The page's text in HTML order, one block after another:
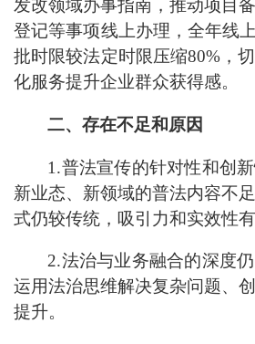
发改领域办事指南，推动项目
登记等事项线上办理，全年线
批时限较法定时限压缩80% ，
化服务提升企业群众获得感。
二、存在不足和原因
1.普法宣传的针对性和创
新业态、新领域的普法内容不
式仍较传统，吸引力和实效性有
2.法治与业务融合的深度
运用法治思维解决复杂问题、
提升。